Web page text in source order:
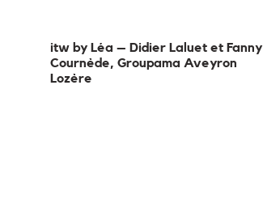
itw by Léa – Didier Laluet et Fanny
Cournède, Groupama Aveyron
Lozère